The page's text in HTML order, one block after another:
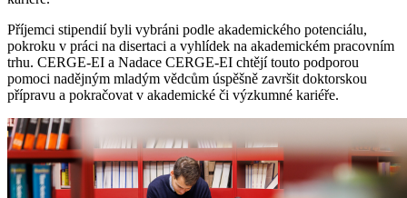
Příjemci stipendií byli vybráni podle akademického potenciálu,
pokroku v práci na disertaci a vyhlídek na akademickém pracovním
trhu. CERGE-EI a Nadace CERGE-EI chtějí touto podporou
pomoci nadějným mladým vědcům úspěšně završit doktorskou
přípravu a pokračovat v akademické či výzkumné kariéře.